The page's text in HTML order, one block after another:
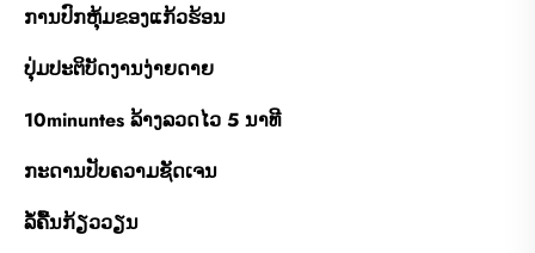
ການປົກຫຸ້ມຂອງແກ້ວຮ້ອນ
ປຸ່ມປະຕິບັດງານງ່າຍດາຍ
10minuntes ລ້າງລວດໄວ 5 ນາທີ
ກະດານປັບຄວາມຊັດເຈນ
ລໍ້ຄື້ນກ້ຽວວຽນ